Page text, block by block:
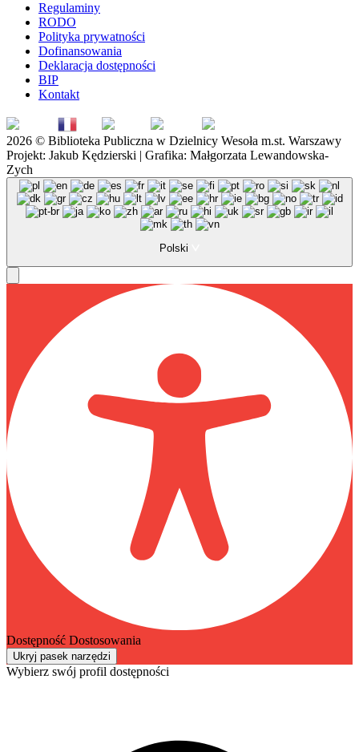
Regulaminy
RODO
Polityka prywatności
Dofinansowania
Deklaracja dostępności
BIP
Kontakt
2026 © Biblioteka Publiczna w Dzielnicy Wesoła m.st. Warszawy
Projekt: Jakub Kędzierski | Grafika: Małgorzata Lewandowska-
Zych
Polski
Dostępność Dostosowania
Ukryj pasek narzędzi
Wybierz swój profil dostępności